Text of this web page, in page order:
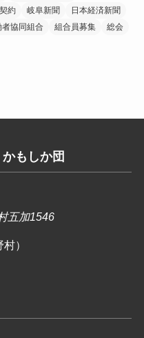
契約 岐阜新聞
日本経済新聞
協同組合 組合員募集
総会
もしか団
五加1546
）